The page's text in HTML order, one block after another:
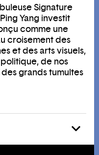
Signature
Yang investit
comme une
croisement des
et des arts visuels,
politique, de nos
grands tumultes